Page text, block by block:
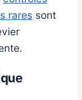
rares sont